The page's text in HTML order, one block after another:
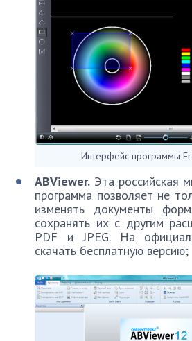
Интерфейс программы
ABViewer. Эта российская
программа позволяет не
изменять документы
сохранять их с другим
PDF и JPEG. На
скачать бесплатную версию;